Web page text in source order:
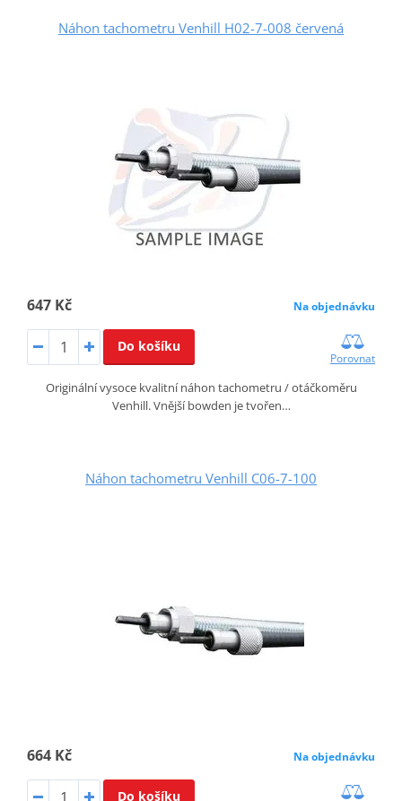
Náhon tachometru Venhill H02-7-008 červená
647 Kč Na objednávku
Do košíku
Porovnat
Originální vysoce kvalitní náhon tachometru / otáčkoměru
Venhill. Vnější bowden je tvořen…
Náhon tachometru Venhill C06-7-100
664 Kč Na objednávku
Do košíku